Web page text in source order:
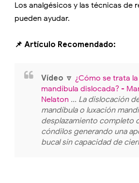
Los analgésicos y las técnicas de
pueden ayudar.
📌 Artículo Recomendado:
Vídeo 🔽 ¿Cómo se trata la
mandíbula dislocada? -
Nelaton ... La dislocación
mandíbula o luxación
desplazamiento completo
cóndilos generando una
bucal sin capacidad de